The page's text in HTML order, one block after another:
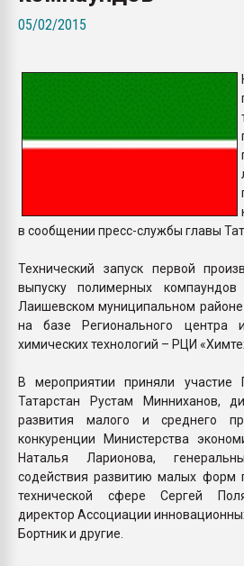
05/02/2015
в сообщении пресс-службы главы
Технический запуск первой
выпуску полимерных
Лаишевском муниципальном районе
на базе Регионального центра
химических технологий – РЦИ
В мероприятии приняли участие
Татарстан Рустам Минниханов,
развития малого и среднего
конкуренции Министерства
Наталья Ларионова,
содействия развитию малых форм
технической сфере Сергей
директор Ассоциации
Бортник и другие.